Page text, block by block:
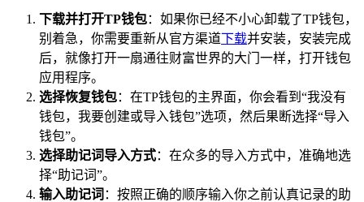
下载并打开TP钱包：如果你已经不小心卸载了TP钱包，
别着急，你需要重新从官方渠道下载并安装，安装完成
后，就像打开一扇通往财富世界的大门一样，打开钱包
应用程序。
选择恢复钱包：在TP钱包的主界面，你会看到“我没有
钱包，我要创建或导入钱包”选项，然后果断选择“导入
钱包”。
选择助记词导入方式：在众多的导入方式中，准确地选
择“助记词”。
输入助记词 ：按照正确的顺序输入你之前认真记录的助